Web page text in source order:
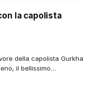
la capolista
della capolista Gurkha
il bellissimo…